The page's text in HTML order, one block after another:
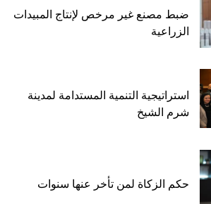
ضبط مصنع غير مرخص لإنتاج المبيدات
الزراعية
استراتيجية التنمية المستدامة لمدينة
شرم الشيخ
حكم الزكاة لمن تأخر عنها سنوات